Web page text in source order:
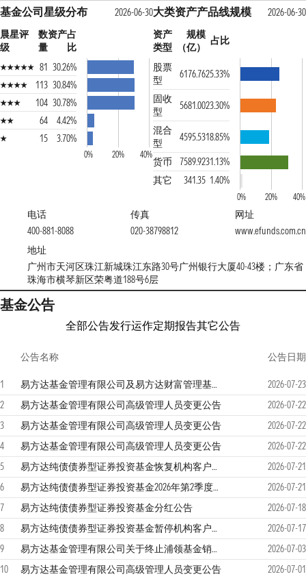
基金公司星级分布
2026-06-30
晨星评
级
数
量
资产占
比
81 30.26%
113 30.84%
104 30.78%
64
4.42%
15
3.70%
0% 20% 40%
大类资产产品线规模
2026-06-30
资产
类型
规模
（亿）
占比
股票
型
6176.7625.33%
固收
型
5681.0023.30%
混合
型
4595.5318.85%
货币
7589.9231.13%
其它
341.35 1.40%
0% 20% 40%
电话
400-881-8088
传真
020-38798812
网址
www.efunds.com.cn
地址
广州市天河区珠江新城珠江东路30号广州银行大厦40-43楼；广东省
珠海市横琴新区荣粤道188号6层
基金公告
全部公告发行运作定期报告其它公告
公告名称 公告日期
1 易方达基金管理有限公司及易方达财富管理基金销售（广州）有限公司关于零售直销业务迁移安排的联合提示性公告
2026-07-23
2
易方达基金管理有限公司高级管理人员变更公告
2026-07-22
3
易方达基金管理有限公司高级管理人员变更公告
2026-07-22
4
易方达基金管理有限公司高级管理人员变更公告
2026-07-22
5
易方达纯债债券型证券投资基金恢复机构客户大额申购及大额转换转入业务的公告
2026-07-21
6
易方达纯债债券型证券投资基金2026年第2季度报告
2026-07-21
7
易方达纯债债券型证券投资基金分红公告
2026-07-18
8
易方达纯债债券型证券投资基金暂停机构客户大额申购及大额转换转入业务的公告
2026-07-17
9
易方达基金管理有限公司关于终止浦领基金销售有限公司办理本公司旗下基金销售业务的公告
2026-07-03
10
易方达基金管理有限公司高级管理人员变更公告 2026-07-01